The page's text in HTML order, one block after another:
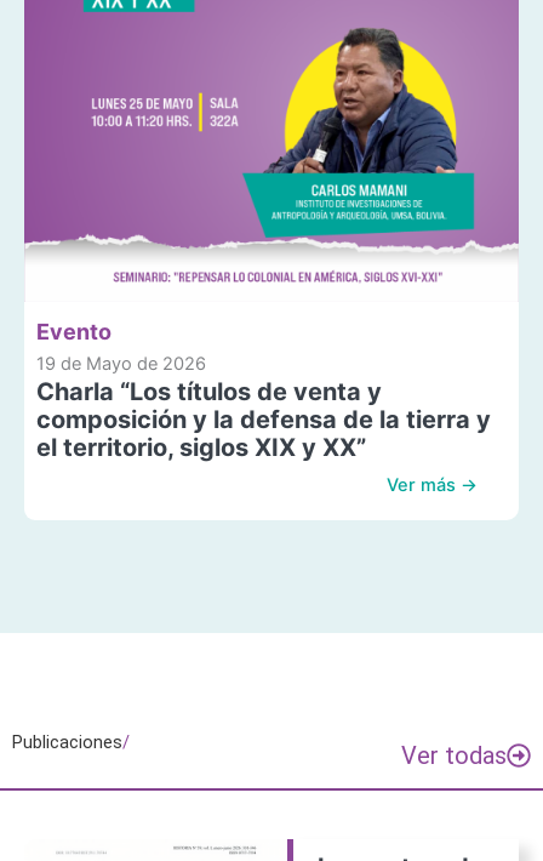
Evento
19 de Mayo de 2026
Charla “Los títulos de venta y
composición y la defensa de la tierra y
el territorio, siglos XIX y XX”
Ver más →
Publicaciones/ Ver todas